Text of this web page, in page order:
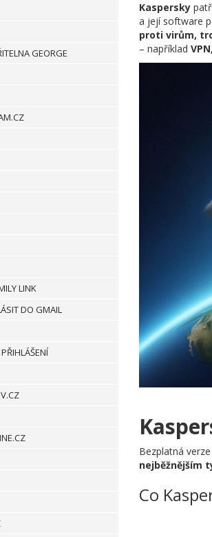
GEORGE
LINK
DO GMAIL
Kaspersky
a její software
proti virům,
– například
Bezplatná
nejběžnějším
Co